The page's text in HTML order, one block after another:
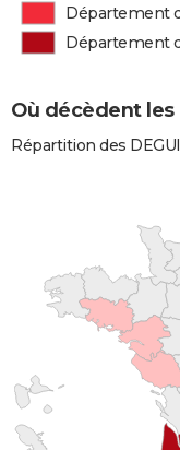
Département
Département
Où décèdent les
Répartition des